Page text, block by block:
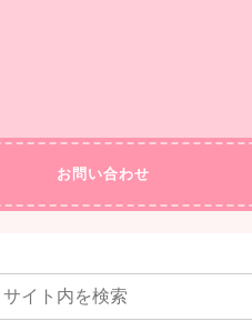
お問い合わせ